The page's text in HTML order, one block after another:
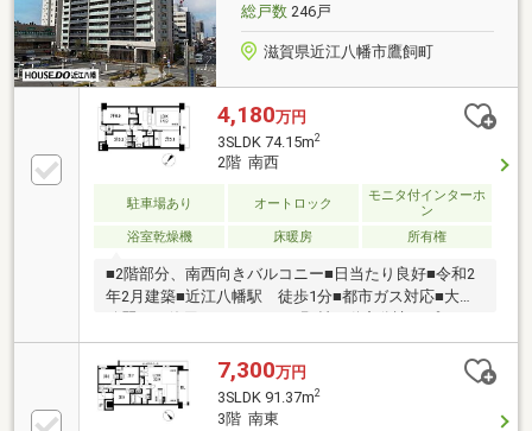
総戸数246戸
滋賀県近江八幡市鷹飼町
4,180万円
3SLDK 74.15m2
2階 南西
駐車場あり オートロック
モニタ付インターホ
ン
浴室乾燥機
床暖房 所有権
■2階部分、南西向きバルコニー■日当たり良好■令和2
年2月建築■近江八幡駅 徒歩1分■都市ガス対応■大変
ドシリーズ
7,300万円
3SLDK 91.37m2
3階 南東